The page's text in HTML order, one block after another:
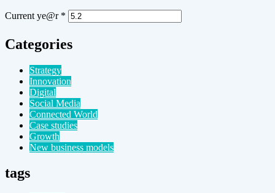
Current ye@r *
Categories
Strategy
Innovation
Digital
Social Media
Connected World
Case studies
Growth
New business models
tags